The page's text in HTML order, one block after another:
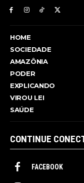
HOME
SOCIEDADE
AMAZÔNIA
PODER
EXPLICANDO
VIROU LEI
SAÚDE
CONTINUE
FACEBOOK